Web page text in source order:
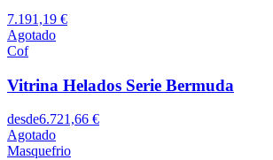
7.191,19 €
Agotado
Cof
Vitrina Helados Serie Bermuda
desde6.721,66 €
Agotado
Masquefrio